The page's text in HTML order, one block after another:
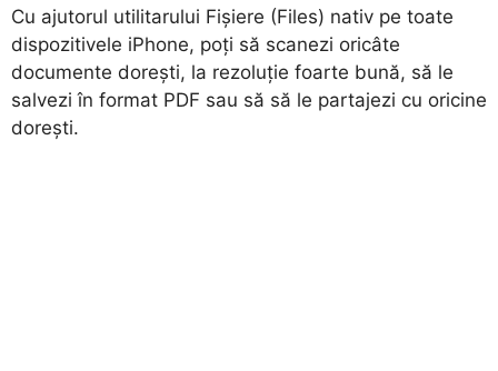
Cu ajutorul utilitarului Fișiere (Files) nativ pe toate
dispozitivele iPhone, poți să scanezi oricâte
documente dorești, la rezoluție foarte bună, să le
salvezi în format PDF sau să să le partajezi cu oricine
dorești.